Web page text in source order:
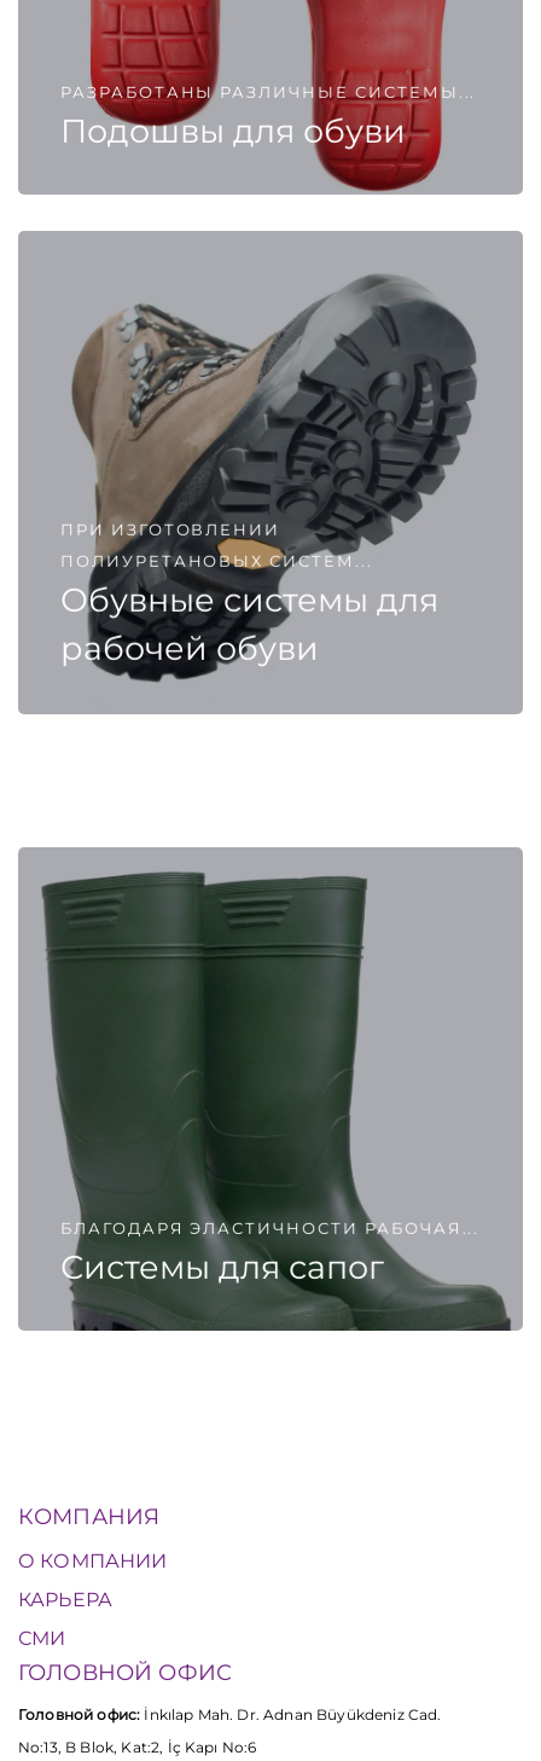
РАЗРАБОТАНЫ РАЗЛИЧНЫЕ СИСТЕМЫ...
Подошвы для обуви
ПРИ ИЗГОТОВЛЕНИИ
ПОЛИУРЕТАНОВЫХ СИСТЕМ...
Обувные системы для
рабочей обуви
БЛАГОДАРЯ ЭЛАСТИЧНОСТИ РАБОЧАЯ...
Системы для сапог
КОМПАНИЯ
О КОМПАНИИ
КАРЬЕРА
СМИ
ГОЛОВНОЙ ОФИС
Головной офис: İnkılap Mah. Dr. Adnan Büyükdeniz Cad.
No:13, B Blok, Kat:2, İç Kapı No:6